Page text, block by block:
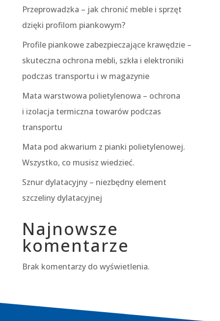
Przeprowadzka – jak chronić meble i sprzęt
dzięki profilom piankowym?
Profile piankowe zabezpieczające krawędzie –
skuteczna ochrona mebli, szkła i elektroniki
podczas transportu i w magazynie
Mata warstwowa polietylenowa – ochrona
i izolacja termiczna towarów podczas
transportu
Mata pod akwarium z pianki polietylenowej.
Wszystko, co musisz wiedzieć.
Sznur dylatacyjny – niezbędny element
szczeliny dylatacyjnej
Najnowsze
komentarze
Brak komentarzy do wyświetlenia.